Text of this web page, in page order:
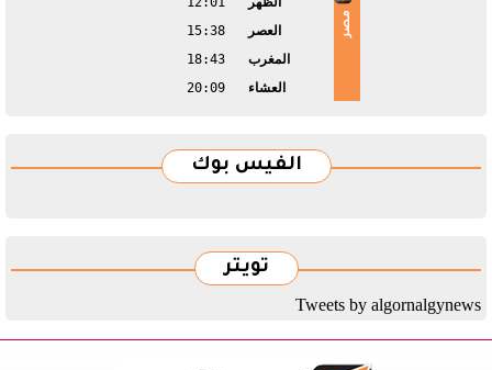
مصر
العصر
15:38
المغرب
18:43
العشاء
20:09
الفيس بوك
تويتر
Tweets by algornalgynews